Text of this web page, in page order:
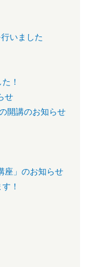
いました
！
せ
開講のお知らせ
座」のお知らせ
！